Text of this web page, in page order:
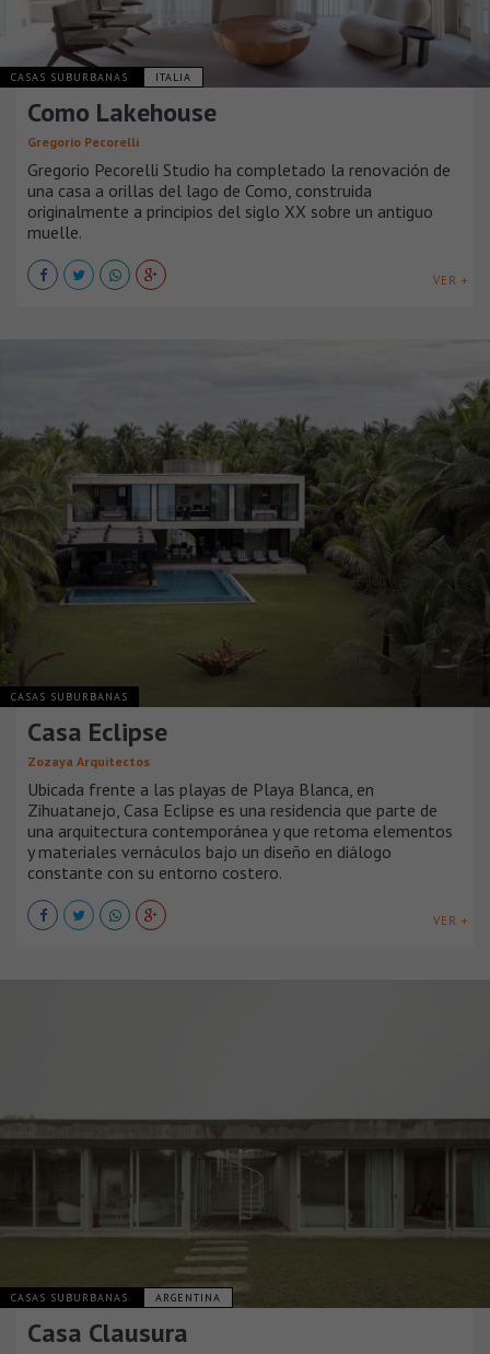
CASAS SUBURBANAS ITALIA
Como Lakehouse
Gregorio Pecorelli
Gregorio Pecorelli Studio ha completado la renovación de
una casa a orillas del lago de Como, construida
originalmente a principios del siglo XX sobre un antiguo
muelle.
VER +
CASAS SUBURBANAS
Casa Eclipse
Zozaya Arquitectos
Ubicada frente a las playas de Playa Blanca, en
Zihuatanejo, Casa Eclipse es una residencia que parte de
una arquitectura contemporánea y que retoma elementos
y materiales vernáculos bajo un diseño en diálogo
constante con su entorno costero.
VER +
CASAS SUBURBANAS ARGENTINA
Casa Clausura